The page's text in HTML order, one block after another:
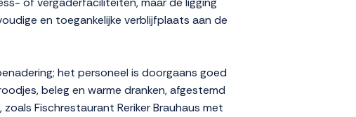
en toegankelijke verblijfplaats aan de
het personeel is doorgaans goed
beleg en warme dranken, afgestemd
Fischrestaurant Reriker Brauhaus met